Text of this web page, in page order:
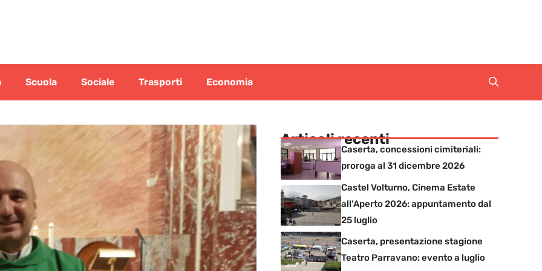
Scuola Sociale Trasporti Economia
Articoli recenti
Caserta, concessioni cimiteriali:
proroga al 31 dicembre 2026
Castel Volturno, Cinema Estate
all’Aperto 2026: appuntamento dal
25 luglio
Caserta, presentazione stagione
Teatro Parravano: evento a luglio